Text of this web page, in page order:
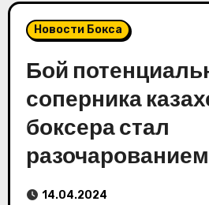
Новости Бокса
Бой
соперника
боксера стал
разочарованием
14.04.2024